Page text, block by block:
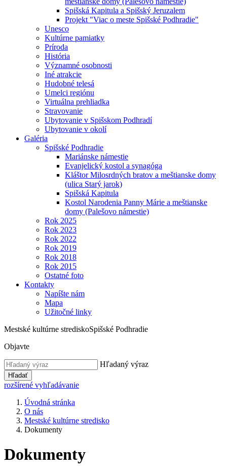
Spišská Kapitula a Spišský Jeruzalem
Projekt "Viac o meste Spišské Podhradie"
Unesco
Kultúrne pamiatky
Príroda
História
Významné osobnosti
Iné atrakcie
Hudobné telesá
Umelci regiónu
Virtuálna prehliadka
Stravovanie
Ubytovanie v Spišskom Podhradí
Ubytovanie v okolí
Galéria
Spišské Podhradie
Mariánske námestie
Evanjelický kostol a synagóga
Kláštor Milosrdných bratov a meštianske domy
(ulica Starý jarok)
Spišská Kapitula
Kostol Narodenia Panny Márie a meštianske
domy (Palešovo námestie)
Rok 2025
Rok 2023
Rok 2022
Rok 2019
Rok 2018
Rok 2015
Ostatné foto
Kontakty
Napíšte nám
Mapa
Užitočné linky
Mestské kultúrne strediskoSpišské Podhradie
Objavte
Hľadaný výraz
Hľadať
rozšírené vyhľadávanie
Úvodná stránka
O nás
Mestské kultúrne stredisko
Dokumenty
Dokumenty